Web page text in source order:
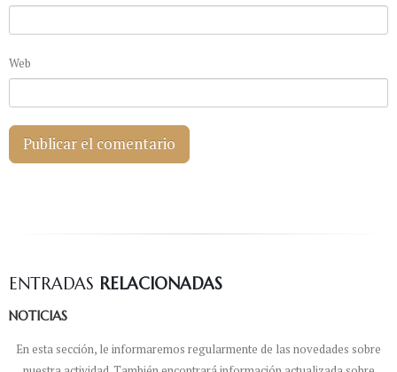
Web
ENTRADAS RELACIONADAS
NOTICIAS
En esta sección, le informaremos regularmente de las novedades sobre